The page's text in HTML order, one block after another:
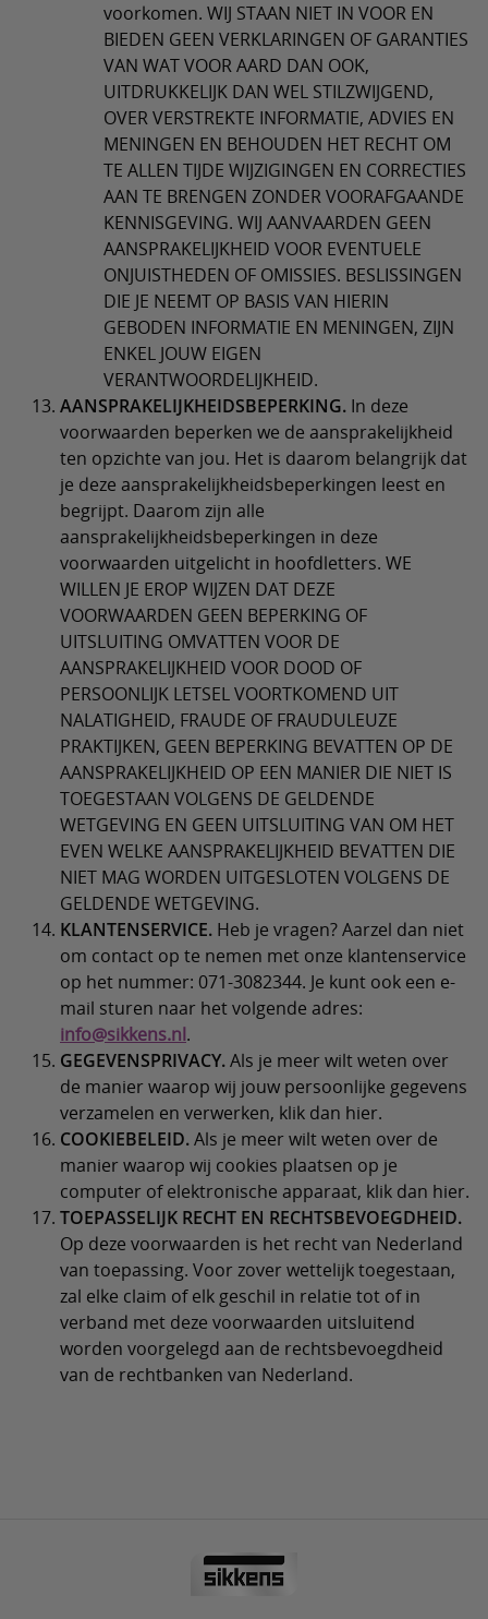
voorkomen. WIJ STAAN NIET IN VOOR EN
BIEDEN GEEN VERKLARINGEN OF GARANTIES
VAN WAT VOOR AARD DAN OOK,
UITDRUKKELIJK DAN WEL STILZWIJGEND,
OVER VERSTREKTE INFORMATIE, ADVIES EN
MENINGEN EN BEHOUDEN HET RECHT OM
TE ALLEN TIJDE WIJZIGINGEN EN CORRECTIES
AAN TE BRENGEN ZONDER VOORAFGAANDE
KENNISGEVING. WIJ AANVAARDEN GEEN
AANSPRAKELIJKHEID VOOR EVENTUELE
ONJUISTHEDEN OF OMISSIES. BESLISSINGEN
DIE JE NEEMT OP BASIS VAN HIERIN
GEBODEN INFORMATIE EN MENINGEN, ZIJN
ENKEL JOUW EIGEN
VERANTWOORDELIJKHEID.
AANSPRAKELIJKHEIDSBEPERKING. In deze
voorwaarden beperken we de aansprakelijkheid
ten opzichte van jou. Het is daarom belangrijk dat
je deze aansprakelijkheidsbeperkingen leest en
begrijpt. Daarom zijn alle
aansprakelijkheidsbeperkingen in deze
voorwaarden uitgelicht in hoofdletters. WE
WILLEN JE EROP WIJZEN DAT DEZE
VOORWAARDEN GEEN BEPERKING OF
UITSLUITING OMVATTEN VOOR DE
AANSPRAKELIJKHEID VOOR DOOD OF
PERSOONLIJK LETSEL VOORTKOMEND UIT
NALATIGHEID, FRAUDE OF FRAUDULEUZE
PRAKTIJKEN, GEEN BEPERKING BEVATTEN OP DE
AANSPRAKELIJKHEID OP EEN MANIER DIE NIET IS
TOEGESTAAN VOLGENS DE GELDENDE
WETGEVING EN GEEN UITSLUITING VAN OM HET
EVEN WELKE AANSPRAKELIJKHEID BEVATTEN DIE
NIET MAG WORDEN UITGESLOTEN VOLGENS DE
GELDENDE WETGEVING.
KLANTENSERVICE. Heb je vragen? Aarzel dan niet
om contact op te nemen met onze klantenservice
op het nummer: 071-3082344. Je kunt ook een e-
mail sturen naar het volgende adres:
info@sikkens.nl.
GEGEVENSPRIVACY.Als je meer wilt weten over
de manier waarop wij jouw persoonlijke gegevens
verzamelen en verwerken, klik dan hier.
COOKIEBELEID.Als je meer wilt weten over de
manier waarop wij cookies plaatsen op je
computer of elektronische apparaat, klik dan hier.
TOEPASSELIJK RECHT EN RECHTSBEVOEGDHEID.
Op deze voorwaarden is het recht van Nederland
van toepassing. Voor zover wettelijk toegestaan,
zal elke claim of elk geschil in relatie tot of in
verband met deze voorwaarden uitsluitend
worden voorgelegd aan de rechtsbevoegdheid
van de rechtbanken van Nederland.